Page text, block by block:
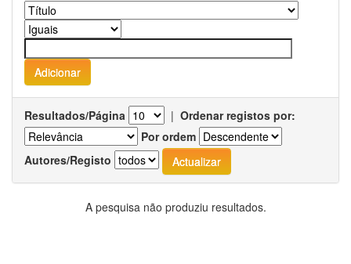
Resultados/Página | Ordenar registos por:
Por ordem
Autores/Registo
A pesquisa não produziu resultados.